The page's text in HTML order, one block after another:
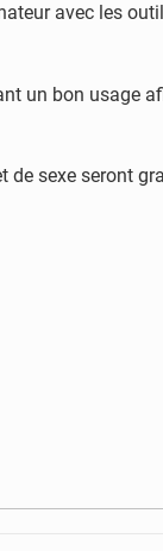
avec les
un bon usage
de sexe seront